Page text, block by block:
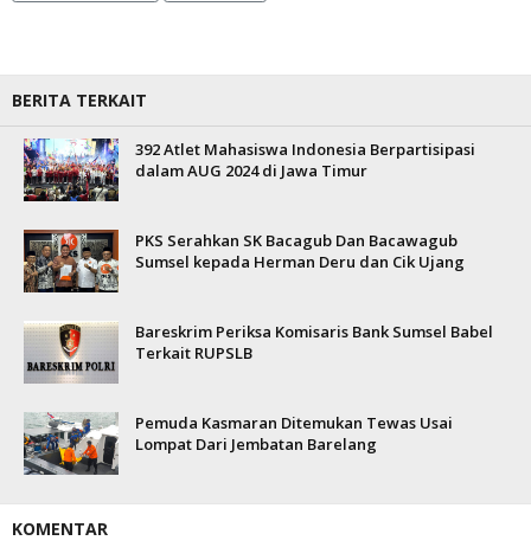
BERITA TERKAIT
392 Atlet Mahasiswa Indonesia Berpartisipasi
dalam AUG 2024 di Jawa Timur
PKS Serahkan SK Bacagub Dan Bacawagub
Sumsel kepada Herman Deru dan Cik Ujang
Bareskrim Periksa Komisaris Bank Sumsel Babel
Terkait RUPSLB
Pemuda Kasmaran Ditemukan Tewas Usai
Lompat Dari Jembatan Barelang
KOMENTAR